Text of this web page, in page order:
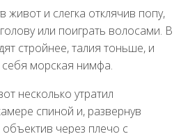
живот и слегка отклячив попу,
или поиграть волосами. В
стройнее, талия тоньше, и
морская нимфа.
несколько утратил
спиной и, развернув
через плечо с